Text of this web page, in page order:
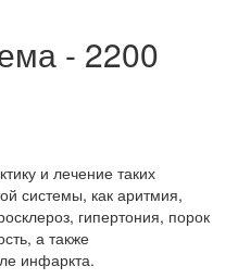
- 2200
и лечение таких
системы, как аритмия,
гипертония, порок
а также
инфаркта.